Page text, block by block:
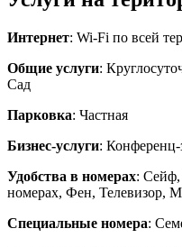
Интернет: Wi-Fi по всей
Общие услуги:
Сад
Парковка: Частная
Бизнес-услуги: Конференц-
Удобства в номерах:
номерах, Фен, Телевизор,
Специальные номера: